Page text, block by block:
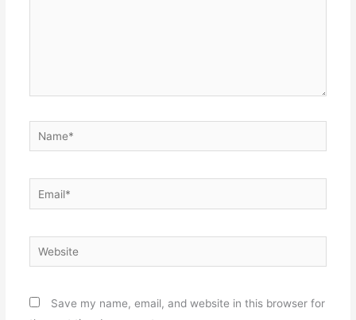
Name*
Email*
Website
Save my name, email, and website in this browser for